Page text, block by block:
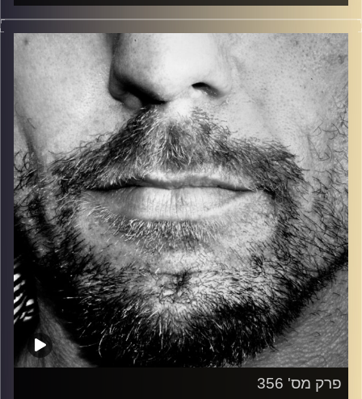
זיפים, מוזיקה מחוספסת של הופעות חיות. הרבה ג'אם, רוק,
בלוז, bluegrass, ג'אז, Fאנק, פרוגרסיב ואפילו אלקטרוניקה.
כל מה שחי, אמיתי ונושם.
עם שמוליק רגב.
קרדיט תמונות: David Goehring
פרק מס' 356